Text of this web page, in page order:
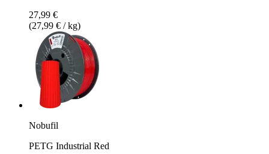
27,99 €
(27,99 € / kg)
Nobufil
PETG Industrial Red